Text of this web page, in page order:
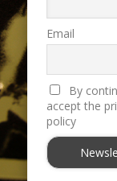
Email
By
accept the
policy